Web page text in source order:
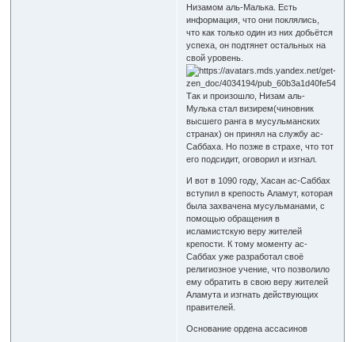
Низамом аль-Малька. Есть
информация, что они поклялись,
что как только один из них добьётся
успеха, он подтянет остальных на
свой уровень.
Так и произошло, Низам аль-
Мулька стал визирем(чиновник
высшего ранга в мусульманских
странах) он принял на службу ас-
Саббаха. Но позже в страхе, что тот
его подсидит, оговорил и изгнал.
И вот в 1090 году, Хасан ас-Саббах
вступил в крепость Аламут, которая
была захвачена мусульманами, с
помощью обращения в
исламистскую веру жителей
крепости. К тому моменту ас-
Саббах уже разработал своё
религиозное учение, что позволило
ему обратить в свою веру жителей
Аламута и изгнать действующих
правителей.
Основание ордена ассасинов